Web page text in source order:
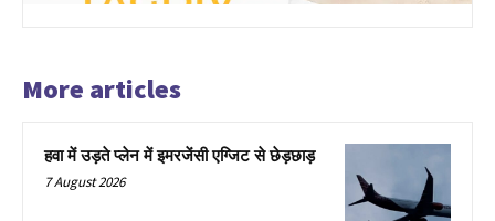
More articles
हवा में उड़ते प्लेन में इमरजेंसी एग्जिट से छेड़छाड़
7 August 2026